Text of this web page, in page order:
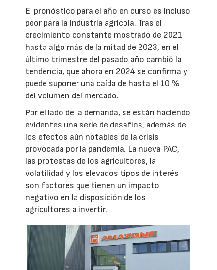
El pronóstico para el año en curso es incluso
peor para la industria agrícola. Tras el
crecimiento constante mostrado de 2021
hasta algo más de la mitad de 2023, en el
último trimestre del pasado año cambió la
tendencia, que ahora en 2024 se confirma y
puede suponer una caída de hasta el 10 %
del volumen del mercado.
Por el lado de la demanda, se están haciendo
evidentes una serie de desafíos, además de
los efectos aún notables de la crisis
provocada por la pandemia. La nueva PAC,
las protestas de los agricultores, la
volatilidad y los elevados tipos de interés
son factores que tienen un impacto
negativo en la disposición de los
agricultores a invertir.